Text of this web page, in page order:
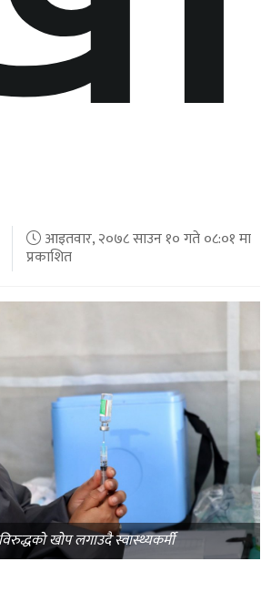
आइतवार, २०७८ साउन १० गते ०८:०१ मा
प्रकाशित
खोप लगाउदै स्वास्थ्यकर्मी